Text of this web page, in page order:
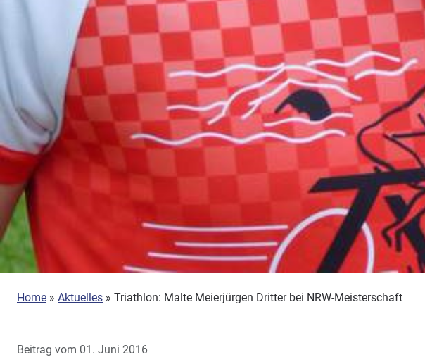
Home » Aktuelles » Triathlon: Malte Meierjürgen Dritter bei NRW-Meisterschaft
Beitrag vom 01. Juni 2016